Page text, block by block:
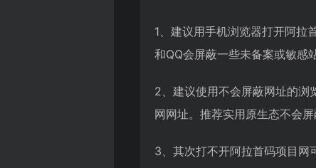
1、建议用手机浏览器打开阿拉
和QQ会屏蔽一些未备案或敏感
2、建议使用不会屏蔽网址的浏
网网址。推荐实用原生态不会
3、其次打不开阿拉首码项目网